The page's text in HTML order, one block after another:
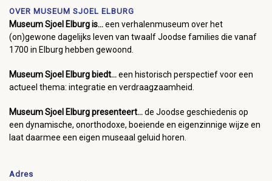
OVER MUSEUM SJOEL ELBURG
Museum Sjoel Elburg is...een verhalenmuseum over het
(on)gewone dagelijks leven van twaalf Joodse families die vanaf
1700 in Elburg hebben gewoond.
Museum Sjoel Elburg biedt...een historisch perspectief voor een
actueel thema: integratie en verdraagzaamheid.
Museum Sjoel Elburg presenteert...de Joodse geschiedenis op
een dynamische, onorthodoxe, boeiende en eigenzinnige wijze en
laat daarmee een eigen museaal geluid horen.
Adres